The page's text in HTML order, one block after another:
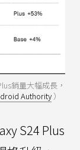
銷量大幅成長，
Authority ）
S24 Plus